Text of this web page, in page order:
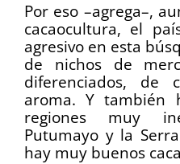
Por eso –agrega–,
cacaocultura, el
agresivo en esta
de nichos de
diferenciados, de
aroma. Y también
regiones muy
Putumayo y la
hay muy buenos